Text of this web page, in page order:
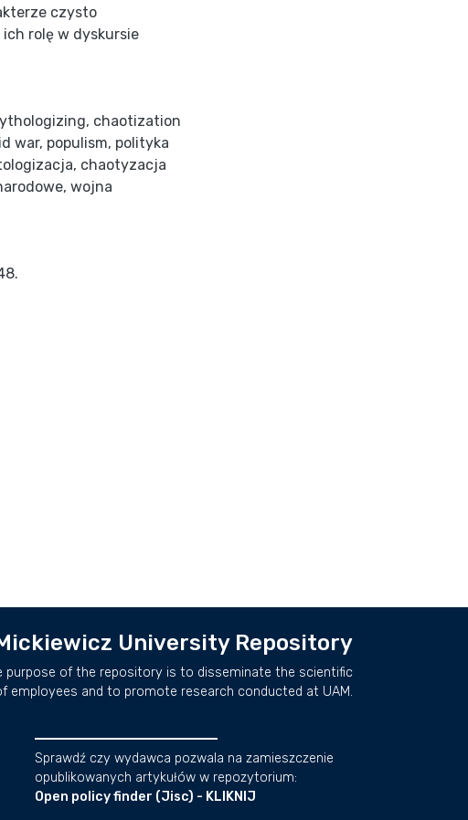
czysto
rolę w dyskursie
, chaotization
war, populism, polityka
, chaotyzacja
, wojna
University Repository
purpose of the repository is to disseminate the scientific
employees and to promote research conducted at UAM.
Sprawdź czy wydawca pozwala na zamieszczenie
opublikowanych artykułów w repozytorium:
Open policy finder (Jisc) - KLIKNIJ